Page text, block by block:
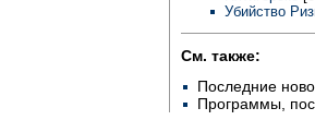
Убийство
См. также:
Последние
Программы,